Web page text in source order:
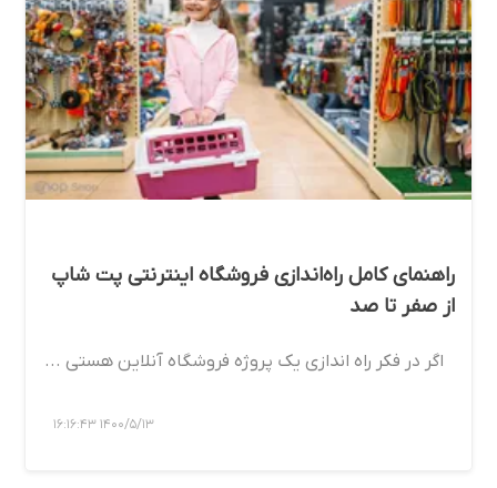
راهنمای کامل راه‌اندازی فروشگاه اینترنتی پت شاپ
از صفر تا صد
اگر در فکر راه اندازی یک پروژه فروشگاه آنلاین هستی ...
1400/5/13 16:16:43